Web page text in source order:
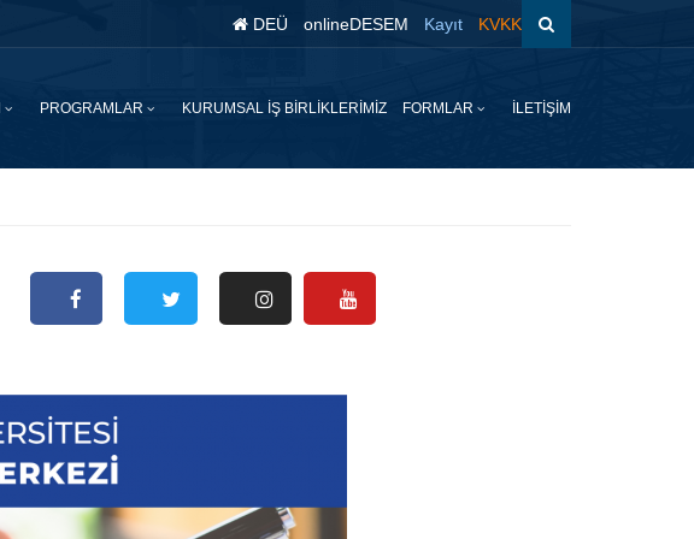
DEÜ onlineDESEM Kayıt KVKK
PROGRAMLAR KURUMSAL İŞ BİRLİKLERİMİZ FORMLAR İLETİŞİM